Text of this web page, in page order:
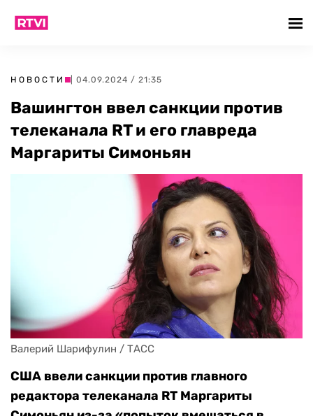
НОВОСТИ | 04.09.2024 / 21:35
Вашингтон ввел санкции против
телеканала RT и его главреда
Маргариты Симоньян
Валерий Шарифулин / ТАСС
США ввели санкции против главного
редактора телеканала RT Маргариты